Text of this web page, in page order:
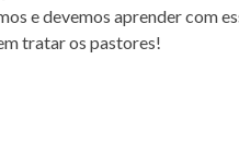
e devemos aprender com
tratar os pastores!